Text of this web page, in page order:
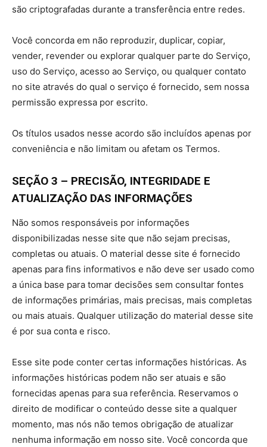
são criptografadas durante a transferência entre redes.
Você concorda em não reproduzir, duplicar, copiar,
vender, revender ou explorar qualquer parte do Serviço,
uso do Serviço, acesso ao Serviço, ou qualquer contato
no site através do qual o serviço é fornecido, sem nossa
permissão expressa por escrito.
Os títulos usados nesse acordo são incluídos apenas por
conveniência e não limitam ou afetam os Termos.
SEÇÃO 3 – PRECISÃO, INTEGRIDADE E
ATUALIZAÇÃO DAS INFORMAÇÕES
Não somos responsáveis por informações
disponibilizadas nesse site que não sejam precisas,
completas ou atuais. O material desse site é fornecido
apenas para fins informativos e não deve ser usado como
a única base para tomar decisões sem consultar fontes
de informações primárias, mais precisas, mais completas
ou mais atuais. Qualquer utilização do material desse site
é por sua conta e risco.
Esse site pode conter certas informações históricas. As
informações históricas podem não ser atuais e são
fornecidas apenas para sua referência. Reservamos o
direito de modificar o conteúdo desse site a qualquer
momento, mas nós não temos obrigação de atualizar
nenhuma informação em nosso site. Você concorda que